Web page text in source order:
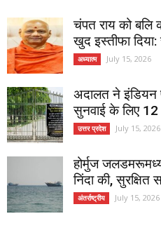
चंपत राय को बलि
खुद इस्तीफा दिया:
अध्यात्म July 15, 2026
अदालत ने इंडियन
सुनवाई के लिए
उत्तर प्रदेश July 15, 2026
होर्मुज
निंदा की, सुरक्षित
अंतर्राष्ट्रीय July 15, 2026